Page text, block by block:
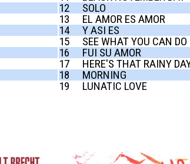
12
SOLO
13
EL AMOR ES AMOR
14
Y ASI ES
15
SEE WHAT YOU CAN DO
16
FUI SU AMOR
17
HERE'S THAT RAINY
18
MORNING
19
LUNATIC LOVE